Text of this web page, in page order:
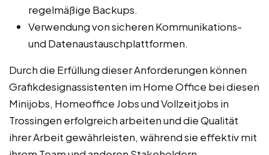
regelmäßige Backups.
Verwendung von sicheren Kommunikations-
und Datenaustauschplattformen.
Durch die Erfüllung dieser Anforderungen können
Grafikdesignassistenten im Home Office bei diesen
Minijobs, Homeoffice Jobs und Vollzeitjobs in
Trossingen erfolgreich arbeiten und die Qualität
ihrer Arbeit gewährleisten, während sie effektiv mit